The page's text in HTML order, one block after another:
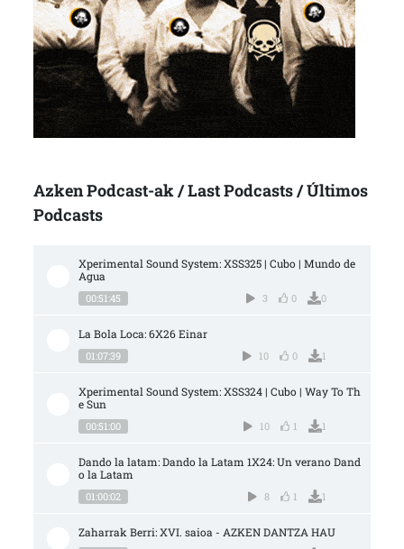
Azken Podcast-ak / Last Podcasts / Últimos
Podcasts
Xperimental Sound System: XSS325 | Cubo | Mundo de
Agua
00:51:45 3 0 0
La Bola Loca: 6X26 Einar
01:07:39 10 0 1
Xperimental Sound System: XSS324 | Cubo | Way To Th
e Sun
00:51:00 10 1 1
Dando la latam: Dando la Latam 1X24: Un verano Dand
o la Latam
01:00:02 8 1 1
Zaharrak Berri: XVI. saioa - AZKEN DANTZA HAU